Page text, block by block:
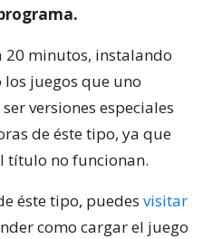
20 minutos, instalando
juegos que uno
versiones especiales
de éste tipo, ya que
título no funcionan.
éste tipo, puedes visitar
como cargar el juego